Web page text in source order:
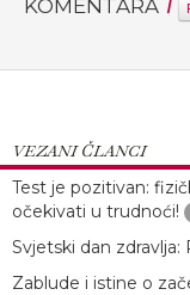
KOMENTARA
VEZANI ČLANCI
Test je pozitivan:
očekivati u trudnoći!
Svjetski dan zdravlja:
Zablude i istine o